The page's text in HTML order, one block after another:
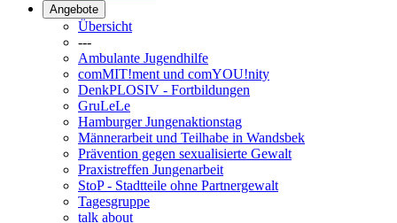
Angebote
Übersicht
---
Ambulante Jugendhilfe
comMIT!ment und comYOU!nity
DenkPLOSIV - Fortbildungen
GruLeLe
Hamburger Jungenaktionstag
Männerarbeit und Teilhabe in Wandsbek
Prävention gegen sexualisierte Gewalt
Praxistreffen Jungenarbeit
StoP - Stadtteile ohne Partnergewalt
Tagesgruppe
talk about